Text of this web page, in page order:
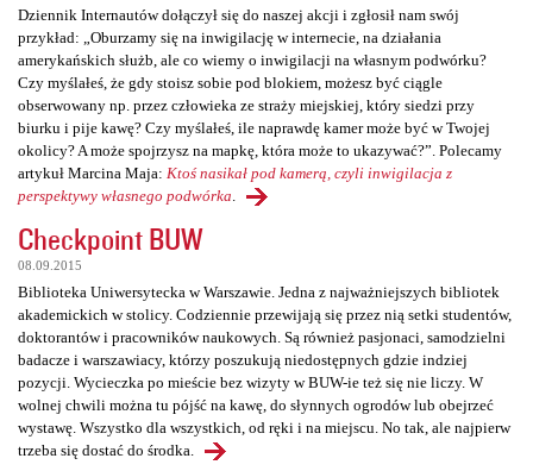
Dziennik Internautów dołączył się do naszej akcji i zgłosił nam swój
przykład: „Oburzamy się na inwigilację w internecie, na działania
amerykańskich służb, ale co wiemy o inwigilacji na własnym podwórku?
Czy myślałeś, że gdy stoisz sobie pod blokiem, możesz być ciągle
obserwowany np. przez człowieka ze straży miejskiej, który siedzi przy
biurku i pije kawę? Czy myślałeś, ile naprawdę kamer może być w Twojej
okolicy? A może spojrzysz na mapkę, która może to ukazywać?”. Polecamy
artykuł Marcina Maja: Ktoś nasikał pod kamerą, czyli inwigilacja z
perspektywy własnego podwórka
Checkpoint BUW
08.09.2015
Biblioteka Uniwersytecka w Warszawie. Jedna z najważniejszych bibliotek
akademickich w stolicy. Codziennie przewijają się przez nią setki studentów,
doktorantów i pracowników naukowych. Są również pasjonaci, samodzielni
badacze i warszawiacy, którzy poszukują niedostępnych gdzie indziej
pozycji. Wycieczka po mieście bez wizyty w BUW-ie też się nie liczy. W
wolnej chwili można tu pójść na kawę, do słynnych ogrodów lub obejrzeć
wystawę. Wszystko dla wszystkich, od ręki i na miejscu. No tak, ale najpierw
trzeba się dostać do środka.